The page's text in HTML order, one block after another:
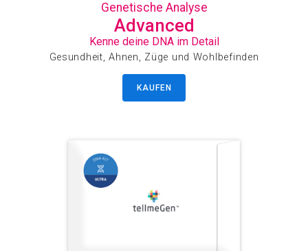
Genetische Analyse
Advanced
Kenne deine DNA im Detail
Gesundheit, Ahnen, Züge und Wohlbefinden
KAUFEN